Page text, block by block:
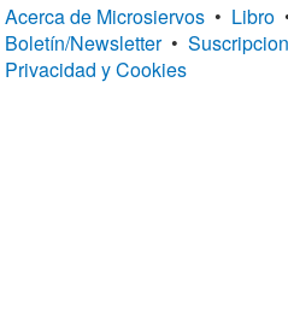
Acerca de Microsiervos • Libro
Boletín/Newsletter •
Privacidad y Cookies